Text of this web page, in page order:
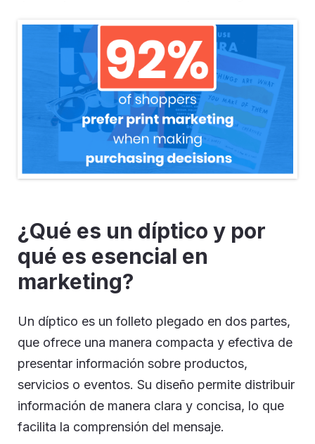
¿Qué es un díptico y por
qué es esencial en
marketing?
Un díptico es un folleto plegado en dos partes,
que ofrece una manera compacta y efectiva de
presentar información sobre productos,
servicios o eventos. Su diseño permite distribuir
información de manera clara y concisa, lo que
facilita la comprensión del mensaje.